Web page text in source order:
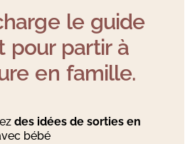
le guide
pour partir à
en famille.
des idées de sorties en
bébé